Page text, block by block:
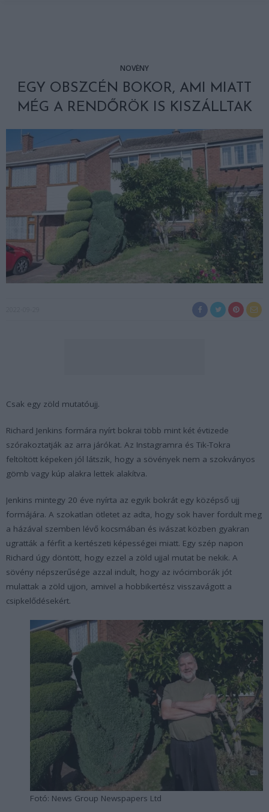
NÖVÉNY
EGY OBSZCÉN BOKOR, AMI MIATT
MÉG A RENDŐRÖK IS KISZÁLLTAK
Csak egy zöld mutatóujj.
Richard Jenkins formára nyírt bokrai több mint két évtizede
szórakoztatják az arra járókat. Az Instagramra és Tik-Tokra
feltöltött képeken jól látszik, hogy a sövények nem a szokványos
gömb vagy kúp alakra lettek alakítva.
Jenkins mintegy 20 éve nyírta az egyik bokrát egy középső ujj
formájára. A szokatlan ötletet az adta, hogy sok haver fordult meg
a házával szemben lévő kocsmában és ivászat közben gyakran
ugratták a férfit a kertészeti képességei miatt. Egy szép napon
Richard úgy döntött, hogy ezzel a zöld ujjal mutat be nekik. A
sövény népszerűsége azzal indult, hogy az ivócimborák jót
mulattak a zöld ujjon, amivel a hobbikertész visszavágott a
csipkelődésekért.
Fotó: News Group Newspapers Ltd